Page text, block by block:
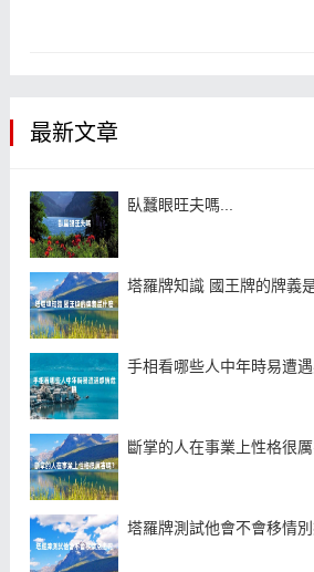
最新文章
臥蠶眼旺夫嗎...
塔羅牌知識 國王牌的牌義是
手相看哪些人中年時易遭遇
斷掌的人在事業上性格很厲
塔羅牌測試他會不會移情別